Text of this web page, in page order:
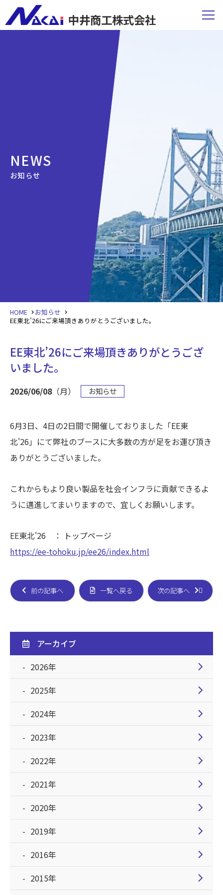
中井商工株式会社
NEWS
お知らせ
HOME
お知らせ
EE東北’26にご来場頂きありがとうございました。
EE東北’26にご来場頂きありがとうござ
いました。
2026/06/08（月） お知らせ
6月3日、4日の2日間で開催しておりました「EE東
北'26」にて弊社のブースに大多数の方が足をお運び頂き
ありがとうございました。
これからもより良い製品を社会インフラに貢献できるよ
うに邁進してまいりますので、宜しくお願いします。
EE東北'26 ： トップページ
https://ee-tohoku.jp/ee26/index.html
前の記事へ 一覧へ戻る 次の記事へ
アーカイブ
2026年
chevron_right
2025年 chevron_right
2024年 chevron_right
2023年 chevron_right
2022年 chevron_right
2021年 chevron_right
2020年 chevron_right
2019年 chevron_right
2016年 chevron_right
2015年
chevron_right